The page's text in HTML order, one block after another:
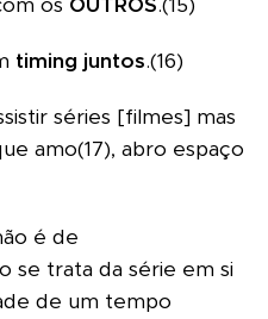
timing juntos.(16)
séries [filmes] mas
amo(17), abro espaço
é de
se trata da série em si
de um tempo